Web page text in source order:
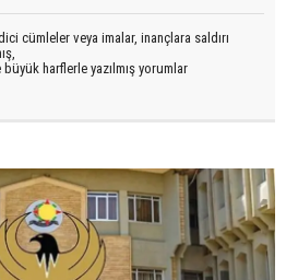
cümleler veya imalar, inançlara saldırı
harflerle yazılmış yorumlar